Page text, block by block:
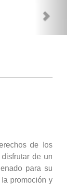
de los
de un
para su
promoción y